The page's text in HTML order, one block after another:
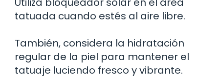
tatuada cuando estés al aire libre.
También, considera la hidratación
regular de la piel para mantener el
tatuaje luciendo fresco y vibrante.